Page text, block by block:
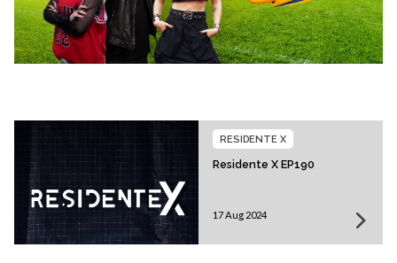
Residente X EP190
RESIDENTE X
17 Aug 2024